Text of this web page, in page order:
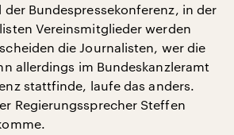
Bundespressekonferenz, in der
Vereinsmitglieder werden
die Journalisten, wer die
allerdings im Bundeskanzleramt
stattfinde, laufe das anders.
Regierungssprecher Steffen